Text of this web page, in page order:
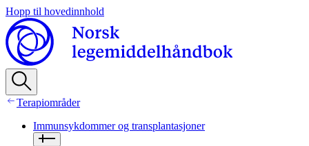
Hopp til hovedinnhold
Terapiområder
Immunsykdommer og transplantasjoner